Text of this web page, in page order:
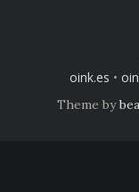
oink.es •
Theme by